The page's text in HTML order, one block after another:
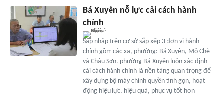
Bá Xuyên nỗ lực cải cách hành
chính
Sáp nhập trên cơ sở sắp xếp 3 đơn vị hành
chính gồm các xã, phường: Bá Xuyên, Mỏ Chè
và Châu Sơn, phường Bá Xuyên luôn xác định
cải cách hành chính là nền tảng quan trọng để
xây dựng bộ máy chính quyền tinh gọn, hoạt
động hiệu lực, hiệu quả, phục vụ tốt hơn